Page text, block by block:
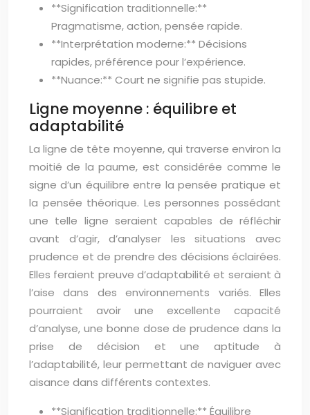
**Signification traditionnelle:**
Pragmatisme, action, pensée rapide.
**Interprétation moderne:** Décisions
rapides, préférence pour l’expérience.
**Nuance:** Court ne signifie pas stupide.
Ligne moyenne : équilibre et
adaptabilité
La ligne de tête moyenne, qui traverse environ la
moitié de la paume, est considérée comme le
signe d’un équilibre entre la pensée pratique et
la pensée théorique. Les personnes possédant
une telle ligne seraient capables de réfléchir
avant d’agir, d’analyser les situations avec
prudence et de prendre des décisions éclairées.
Elles feraient preuve d’adaptabilité et seraient à
l’aise dans des environnements variés. Elles
pourraient avoir une excellente capacité
d’analyse, une bonne dose de prudence dans la
prise de décision et une aptitude à
l’adaptabilité, leur permettant de naviguer avec
aisance dans différents contextes.
**Signification traditionnelle:** Équilibre